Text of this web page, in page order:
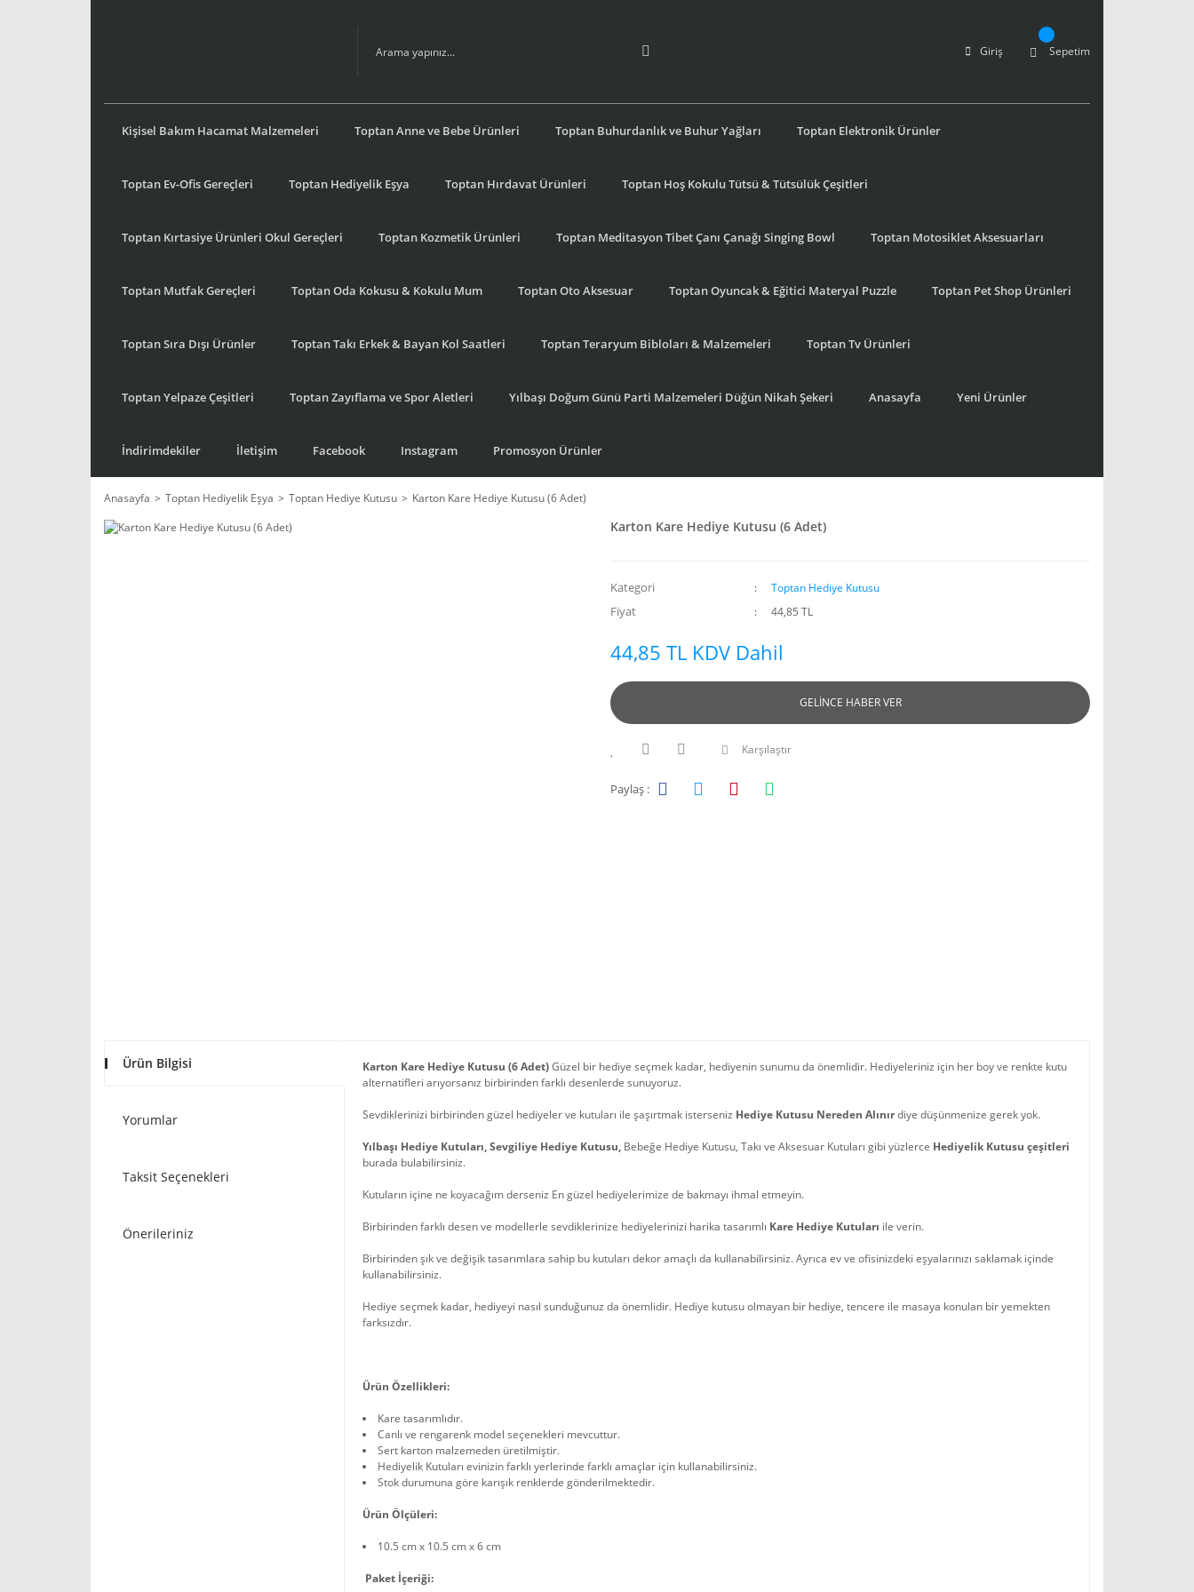
Giriş Sepetim
Kişisel Bakım Hacamat Malzemeleri Toptan Anne ve Bebe Ürünleri Toptan Buhurdanlık ve Buhur Yağları Toptan Elektronik Ürünler
Toptan Ev-Ofis Gereçleri Toptan Hediyelik Eşya Toptan Hırdavat Ürünleri Toptan Hoş Kokulu Tütsü & Tütsülük Çeşitleri
Toptan Kırtasiye Ürünleri Okul Gereçleri Toptan Kozmetik Ürünleri Toptan Meditasyon Tibet Çanı Çanağı Singing Bowl Toptan Motosiklet Aksesuarları
Toptan Mutfak Gereçleri Toptan Oda Kokusu & Kokulu Mum Toptan Oto Aksesuar Toptan Oyuncak & Eğitici Materyal Puzzle Toptan Pet Shop Ürünleri
Toptan Sıra Dışı Ürünler Toptan Takı Erkek & Bayan Kol Saatleri Toptan Teraryum Bibloları & Malzemeleri Toptan Tv Ürünleri
Toptan Yelpaze Çeşitleri Toptan Zayıflama ve Spor Aletleri Yılbaşı Doğum Günü Parti Malzemeleri Düğün Nikah Şekeri Anasayfa Yeni Ürünler
İndirimdekiler İletişim Facebook Instagram Promosyon Ürünler
Anasayfa Toptan Hediyelik Eşya Toptan Hediye Kutusu Karton Kare Hediye Kutusu (6 Adet)
Karton Kare Hediye Kutusu (6 Adet)
Kategori Toptan Hediye Kutusu
Fiyat 44,85 TL
44,85 TL KDV Dahil
GELİNCE HABER VER
Karşılaştır
Paylaş :
Ürün Bilgisi
Yorumlar
Taksit Seçenekleri
Önerileriniz
Karton Kare Hediye Kutusu (6 Adet)Güzel bir hediye seçmek kadar, hediyenin sunumu da önemlidir. Hediyeleriniz için her boy ve renkte kutu
alternatifleri arıyorsanız birbirinden farklı desenlerde sunuyoruz.
Sevdiklerinizi birbirinden güzel hediyeler ve kutuları ile şaşırtmak isterseniz Hediye Kutusu Nereden Alınırdiye düşünmenize gerek yok.
Yılbaşı Hediye Kutuları, Sevgiliye Hediye Kutusu, Bebeğe Hediye Kutusu, Takı ve Aksesuar Kutuları gibi yüzlerce Hediyelik Kutusu çeşitleri
burada bulabilirsiniz.
Kutuların içine ne koyacağım derseniz En güzel hediyelerimize de bakmayı ihmal etmeyin.
Birbirinden farklı desen ve modellerle sevdiklerinize hediyelerinizi harika tasarımlı Kare Hediye Kutuları ile verin.
Birbirinden şık ve değişik tasarımlara sahip bu kutuları dekor amaçlı da kullanabilirsiniz. Ayrıca ev ve ofisinizdeki eşyalarınızı saklamak içinde
kullanabilirsiniz.
Hediye seçmek kadar, hediyeyi nasıl sunduğunuz da önemlidir. Hediye kutusu olmayan bir hediye, tencere ile masaya konulan bir yemekten
farksızdır.
Ürün Özellikleri:
Kare tasarımlıdır.
Canlı ve rengarenk model seçenekleri mevcuttur.
Sert karton malzemeden üretilmiştir.
Hediyelik Kutuları evinizin farklı yerlerinde farklı amaçlar için kullanabilirsiniz.
Stok durumuna göre karışık renklerde gönderilmektedir.
Ürün Ölçüleri:
10.5 cm x 10.5 cm x 6 cm
Paket İçeriği: